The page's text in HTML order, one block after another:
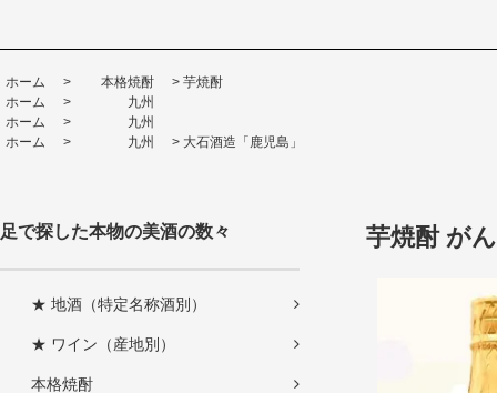
ホーム > 本格焼酎 > 芋焼酎
ホーム
>
九州
ホーム
>
九州
ホーム
> 九州 > 大石酒造「鹿児島」
足で探した本物の美酒の数々
★ 地酒（特定名称酒別）
★ ワイン（産地別）
本格焼酎
芋焼酎 が